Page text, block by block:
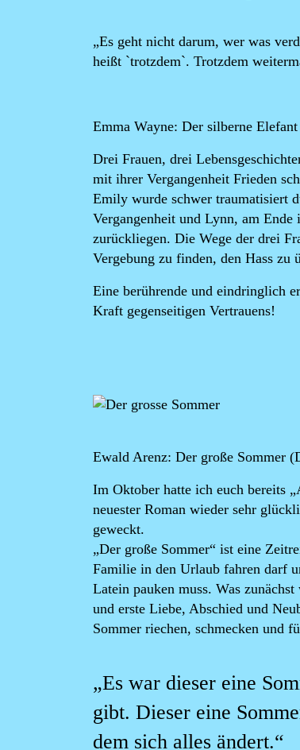
„Es geht nicht darum, wer was
heißt `trotzdem`. Trotzdem
Emma Wayne: Der silberne Elefant
Drei Frauen, drei
mit ihrer Vergangenheit Frieden
Emily wurde schwer traumatisiert
Vergangenheit und Lynn, am
zurückliegen. Die Wege der drei
Vergebung zu finden, den Hass zu
Eine berührende und eindringlich
Kraft gegenseitigen Vertrauens!
Image
Ewald Arenz: Der große Sommer
Im Oktober hatte ich euch bereits
neuester Roman wieder sehr
geweckt.
„Der große Sommer“ ist eine
Familie in den Urlaub fahren darf
Latein pauken muss. Was
und erste Liebe, Abschied und
Sommer riechen, schmecken und
„Es war dieser eine
gibt. Dieser eine
dem sich alles ändert.“